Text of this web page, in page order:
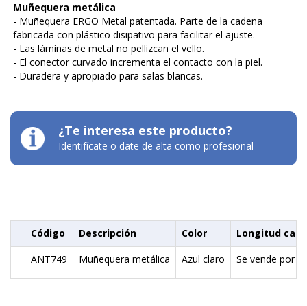
Muñequera metálica
- Muñequera ERGO Metal patentada. Parte de la cadena
fabricada con plástico disipativo para facilitar el ajuste.
- Las láminas de metal no pellizcan el vello.
- El conector curvado incrementa el contacto con la piel.
- Duradera y apropiado para salas blancas.
¿Te interesa este producto?
Identifícate o date de alta como profesional
Código Descripción Color
Longitud
ANT749
Muñequera metálica Azul claro Se vende por